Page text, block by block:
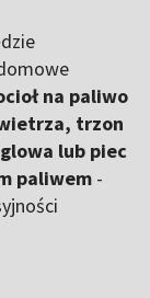
na paliwo
trzon
lub piec
paliwem -